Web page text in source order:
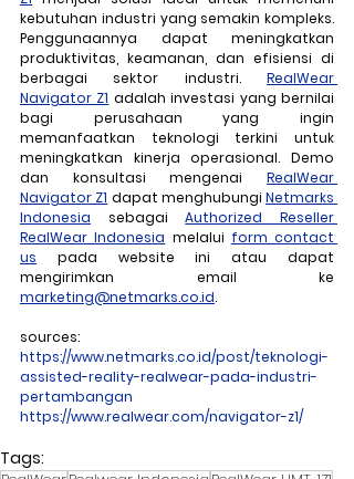
kebutuhan industri yang semakin kompleks.
Penggunaannya dapat meningkatkan
produktivitas, keamanan, dan efisiensi di
berbagai sektor industri. RealWear
Navigator Z1 adalah investasi yang bernilai
bagi perusahaan yang ingin
memanfaatkan teknologi terkini untuk
meningkatkan kinerja operasional. Demo
dan konsultasi mengenai RealWear
Navigator Z1 dapat menghubungi Netmarks
Indonesia sebagai Authorized Reseller
RealWear Indonesia melalui form contact
us pada website ini atau dapat
marketing@netmarks.co.id.
sources:
https://www.netmarks.co.id/post/teknologi-
assisted-reality-realwear-pada-industri-
pertambangan
https://www.realwear.com/navigator-z1/
Tags: